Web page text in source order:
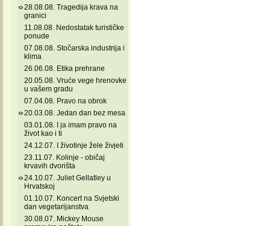
28.08.08. Tragedija krava na
granici
11.08.08. Nedostatak turističke
ponude
07.08.08. Stočarska industrija i
klima
26.06.08. Etika prehrane
20.05.08. Vruće vege hrenovke
u vašem gradu
07.04.08. Pravo na obrok
20.03.08. Jedan dan bez mesa
03.01.08. I ja imam pravo na
život kao i ti
24.12.07. I životinje žele živjeti
23.11.07. Kolinje - običaj
krvavih dvorišta
24.10.07. Juliet Gellatley u
Hrvatskoj
01.10.07. Koncert na Svjetski
dan vegetarijanstva
30.08.07. Mickey Mouse